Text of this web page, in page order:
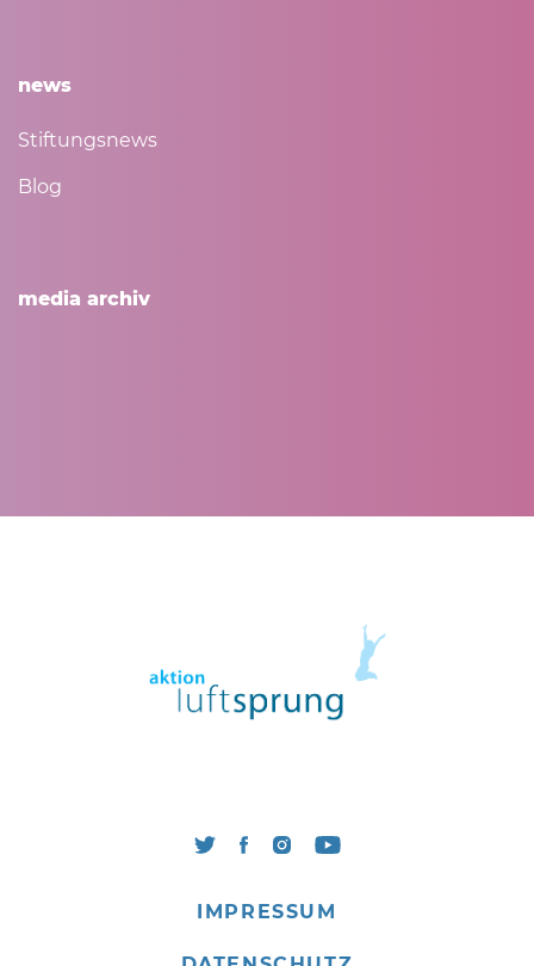
news
Stiftungsnews
Blog
media archiv
IMPRESSUM